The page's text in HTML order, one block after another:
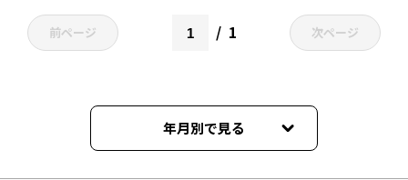
前ページ 1 次ページ
年月別で見る